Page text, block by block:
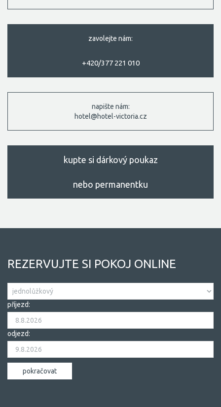
zavolejte nám:
+420/377 221 010
napište nám:
hotel@hotel-victoria.cz
kupte si dárkový poukaz
nebo permanentku
REZERVUJTE SI POKOJ ONLINE
příjezd:
odjezd: